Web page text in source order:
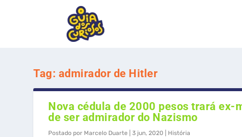
Tag: admirador de Hitler
Nova cédula de 2000 pesos trará ex-
de ser admirador do Nazismo
Postado por Marcelo Duarte |3 jun, 2020 História